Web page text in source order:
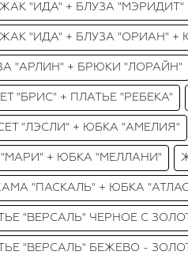
"ИДА" + БЛУЗА "МЭРИДИТ"
"ИДА" + БЛУЗА "ОРИАН" +
"АРЛИН" + БРЮКИ "ЛОРАЙН"
"БРИС" + ПЛАТЬЕ "РЕБЕКА"
"ЛЭСЛИ" + ЮБКА "АМЕЛИЯ"
+ ЮБКА "МЕЛЛАНИ"
"ПАСКАЛЬ" + ЮБКА
"ВЕРСАЛЬ" ЧЕРНОЕ С
"ВЕРСАЛЬ" БЕЖЕВО -